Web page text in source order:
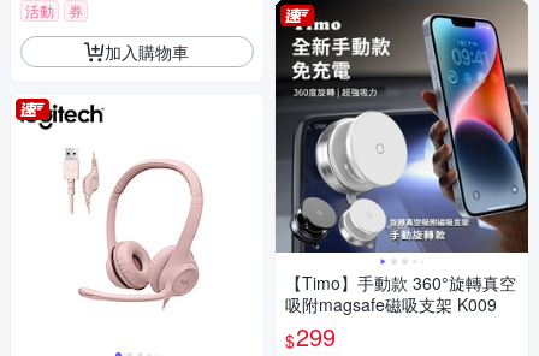
活動 券
加入購物車
【Timo】手動款 360°旋轉真空
吸附magsafe磁吸支架 K009
$299